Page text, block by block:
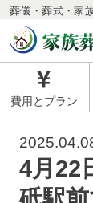
葬儀・葬式・家
費用とプラン
4月22
砥駅